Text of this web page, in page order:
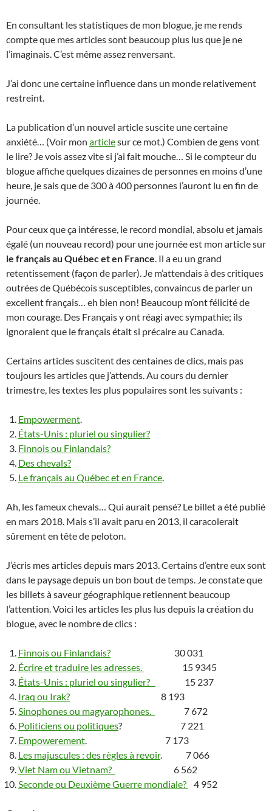
En consultant les statistiques de mon blogue, je me rends
compte que mes articles sont beaucoup plus lus que je ne
l’imaginais. C’est même assez renversant.
J’ai donc une certaine influence dans un monde relativement
restreint.
La publication d’un nouvel article suscite une certaine
anxiété… (Voir mon articlesur ce mot.) Combien de gens vont
le lire? Je vois assez vite si j’ai fait mouche… Si le compteur du
blogue affiche quelques dizaines de personnes en moins d’une
heure, je sais que de 300 à 400 personnes l’auront lu en fin de
journée.
Pour ceux que ça intéresse, le record mondial, absolu et jamais
égalé (un nouveau record) pour une journée est mon article sur
le français au Québec et en France . Il a eu un grand
retentissement (façon de parler). Je m’attendais à des critiques
outrées de Québécois susceptibles, convaincus de parler un
excellent français… eh bien non! Beaucoup m’ont félicité de
mon courage. Des Français y ont réagi avec sympathie; ils
ignoraient que le français était si précaire au Canada.
Certains articles suscitent des centaines de clics, mais pas
toujours les articles que j’attends. Au cours du dernier
trimestre, les textes les plus populaires sont les suivants :
Empowerment
États-Unis : pluriel ou singulier?
Finnois ou Finlandais?
Des chevals?
Le français au Québec et en France
Ah, les fameux chevals… Qui aurait pensé? Le billet a été publié
en mars 2018. Mais s’il avait paru en 2013, il caracolerait
sûrement en tête de peloton.
J’écris mes articles depuis mars 2013. Certains d’entre eux sont
dans le paysage depuis un bon bout de temps. Je constate que
les billets à saveur géographique retiennent beaucoup
l’attention. Voici les articles les plus lus depuis la création du
blogue, avec le nombre de clics :
Finnois ou Finlandais? 30 031
Écrire et traduire les adresses.
15 9345
États-Unis : pluriel ou singulier?
15 237
Iraq ou Irak? 8 193
Sinophones ou magyarophones.
7 672
Politiciens ou politiques? 7 221
Empowerement . 7 173
Les majuscules : des règles à revoir. 7 066
Viet Nam ou Vietnam?
6 562
Seconde ou Deuxième Guerre mondiale?
4 952